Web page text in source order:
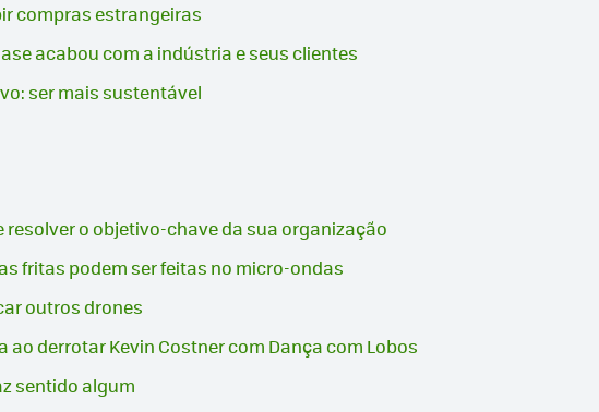
compras estrangeiras
acabou com a indústria e seus clientes
ser mais sustentável
o objetivo-chave da sua organização
fritas podem ser feitas no micro-ondas
outros drones
ao derrotar Kevin Costner com Dança com Lobos
sentido algum